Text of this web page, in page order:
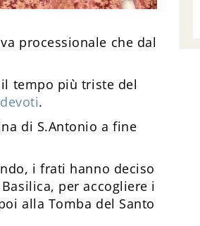
processionale che dal
tempo più triste del
.
di S.Antonio a fine
i frati hanno deciso
per accogliere i
alla Tomba del Santo